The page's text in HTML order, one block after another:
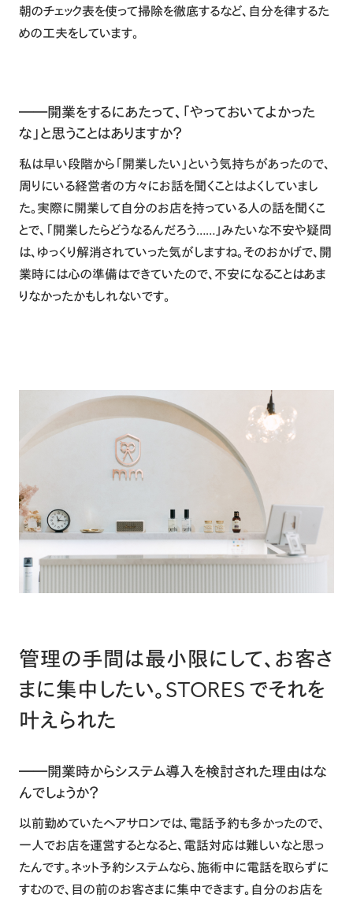
朝のチェック表を使って掃除を徹底するなど、自分を律するた
めの工夫をしています。
――開業をするにあたって、「やっておいてよかった
な」と思うことはありますか？
私は早い段階から「開業したい」という気持ちがあったので、
周りにいる経営者の方々にお話を聞くことはよくしていまし
た。実際に開業して自分のお店を持っている人の話を聞くこ
とで、「開業したらどうなるんだろう……」みたいな不安や疑問
は、ゆっくり解消されていった気がしますね。そのおかげで、開
業時には心の準備はできていたので、不安になることはあま
りなかったかもしれないです。
管理の手間は最小限にして、お客さ
まに集中したい。STORES でそれを
叶えられた
――開業時からシステム導入を検討された理由はな
んでしょうか？
以前勤めていたヘアサロンでは、電話予約も多かったので、
一人でお店を運営するとなると、電話対応は難しいなと思っ
たんです。ネット予約システムなら、施術中に電話を取らずに
すむので、目の前のお客さまに集中できます。自分のお店を